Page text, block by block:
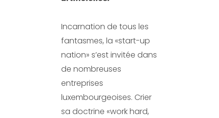
Incarnation de tous les
fantasmes, la «start-up
nation» s’est invitée dans
de nombreuses
entreprises
luxembourgeoises. Crier
sa doctrine «work hard,